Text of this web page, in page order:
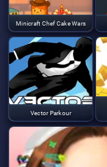
Minicraft Chef Cake Wars
Vector Parkour